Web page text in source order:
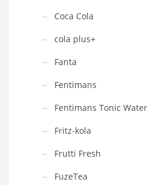
Coca Cola
cola plus+
Fanta
Fentimans
Fentimans Tonic Water
Fritz-kola
Frutti Fresh
FuzeTea